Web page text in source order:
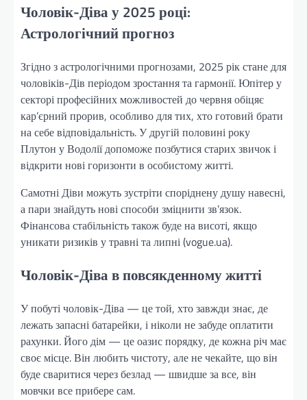
Чоловік-Діва у 2025 році:
Астрологічний прогноз
Згідно з астрологічними прогнозами, 2025 рік стане для
чоловіків-Дів періодом зростання та гармонії. Юпітер у
секторі професійних можливостей до червня обіцяє
кар’єрний прорив, особливо для тих, хто готовий брати
на себе відповідальність. У другій половині року
Плутон у Водолії допоможе позбутися старих звичок і
відкрити нові горизонти в особистому житті.
Самотні Діви можуть зустріти споріднену душу навесні,
а пари знайдуть нові способи зміцнити зв’язок.
Фінансова стабільність також буде на висоті, якщо
уникати ризиків у травні та липні (vogue.ua).
Чоловік-Діва в повсякденному житті
У побуті чоловік-Діва — це той, хто завжди знає, де
лежать запасні батарейки, і ніколи не забуде оплатити
рахунки. Його дім — це оазис порядку, де кожна річ має
своє місце. Він любить чистоту, але не чекайте, що він
буде сваритися через безлад — швидше за все, він
мовчки все прибере сам.